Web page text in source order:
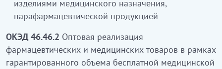
изделиями медицинского назначения,
парафармацевтической продукцией
ОКЭД 46.46.2 Оптовая реализация
фармацевтических и медицинских товаров в рамках
гарантированного объема бесплатной медицинской